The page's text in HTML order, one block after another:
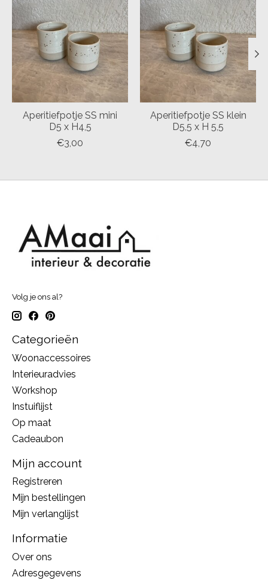
Aperitiefpotje SS mini
D5 x H4,5
€3,00
Aperitiefpotje SS klein
D5,5 x H 5,5
€4,70
Volg je ons al?
Categorieën
Woonaccessoires
Interieuradvies
Workshop
Instuiflijst
Op maat
Cadeaubon
Mijn account
Registreren
Mijn bestellingen
Mijn verlanglijst
Informatie
Over ons
Adresgegevens